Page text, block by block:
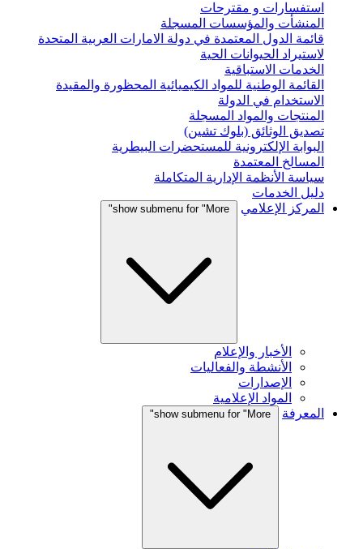
استفسارات و مقترحات
المنشأت والمؤسسات المسجلة
قائمة الدول المعتمدة في دولة الامارات العربية المتحدة
لاستيراد الحيوانات الحية
الخدمات الاستباقية
القائمة الوطنية للمواد الكيميائية المحظورة والمقيدة
الاستخدام في الدولة
المنتجات والمواد المسجلة
تصديق الوثائق (بلوك تشين)
البوابة الإلكترونية للمستحضرات البيطرية
المسالخ المعتمدة
سياسة الأنظمة الإدارية المتكاملة
دليل الخدمات
المركز الإعلامي
show submenu for "More"
الأخبار والإعلام
الأنشطة والفعاليات
الإصدارات
المواد الإعلامية
المعرفة
show submenu for "More"